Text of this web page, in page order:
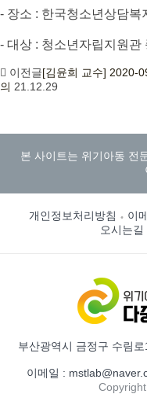
- 장소 : 한국청소년상담복
- 대상 : 청소년자립지원관
이전글[김윤희 교수] 2020-
의 21.12.29
본 사이트는 위기아동 전
개인정보처리방침 이
오시는길
부산광역시 금정구 수림
이메일 :